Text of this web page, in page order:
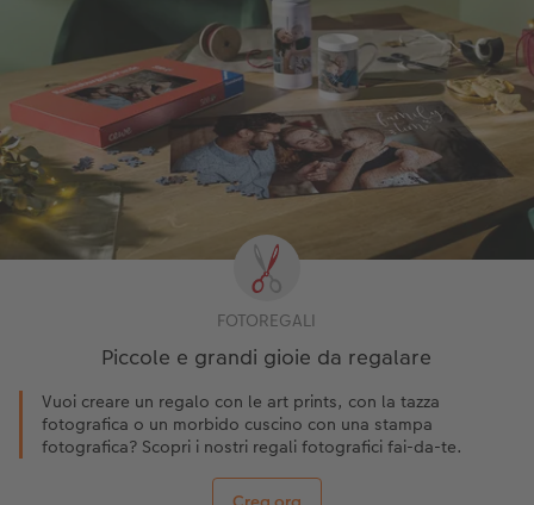
FOTOREGALI
Piccole e grandi gioie da regalare
Vuoi creare un regalo con le art prints, con la tazza
fotografica o un morbido cuscino con una stampa
fotografica? Scopri i nostri regali fotografici fai-da-te.